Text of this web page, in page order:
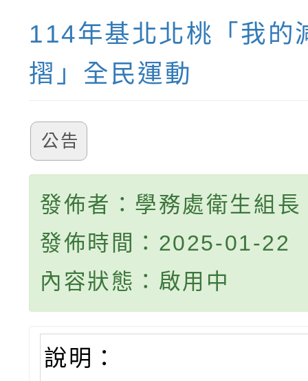
114年基北北桃「我的
摺」全民運動
公告
發佈者：學務處衛生組長
發佈時間：2025-01-22
內容狀態：啟用中
說明：